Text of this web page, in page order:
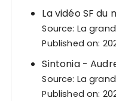
La vidéo SF
Source: La
Published on:
Sintonia -
Source: La
Published on: